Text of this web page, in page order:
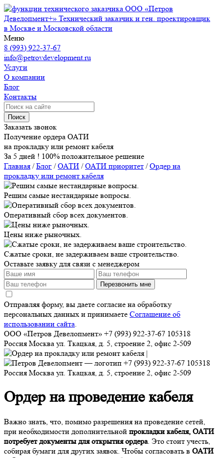
ООО «Петров
Девелопмент+» Технический заказчик и ген. проектировщик
в Москве и Московской области
Меню
8 (993) 922-37-67
info@petrovdevelopment.ru
Услуги
О компании
Блог
Контакты
Поиск
Заказать звонок
Получение ордера ОАТИ
на прокладку или ремонт кабеля
За 5 дней ! 100% положительное решение
Главная /Блог /ОАТИ /ОАТИ приоритет /Ордер на
прокладку или ремонт кабеля
Решим самые нестандарные вопросы.
Оперативный сбор всех документов.
Цены ниже рыночных.
Сжатые сроки, не задерживаем ваше строительство.
Оставьте заявку для связи с менеджером
Перезвонить мне
Отправляя форму, вы даете согласие на обработку
персональных данных и принимаете Соглашение об
использовании сайта.
ООО «Петров Девелопмент» +7 (993) 922-37-67 105318
Россия Москва ул. Ткацкая, д. 5, строение 2, офис 2-509
+7 (993) 922-37-67 105318
Россия Москва ул. Ткацкая, д. 5, строение 2, офис 2-509
Ордер на проведение кабеля
Важно знать, что, помимо разрешения на проведение сетей,
при необходимости дополнительной прокладки кабеля, ОАТИ
потребует документы для открытия ордера. Это стоит учесть,
собирая бумаги для других заявок. Чтобы согласовать в ОАТИ